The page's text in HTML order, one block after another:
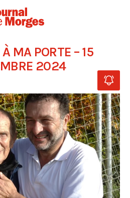
MA PORTE – 15
2024